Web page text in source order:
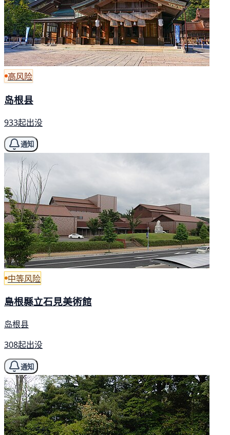
高风险
岛根县
933起出没
通知
中等风险
島根縣立石見美術館
岛根县
308起出没
通知